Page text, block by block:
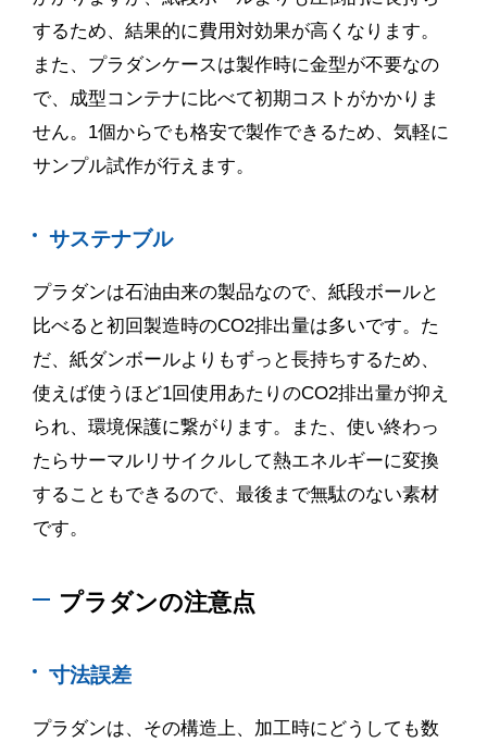
するため、結果的に費用対効果が高くなります。
また、プラダンケースは製作時に金型が不要なの
で、成型コンテナに比べて初期コストがかかりま
せん。 1個からでも格安で製作できるため、気軽に
サンプル試作が行えます。
サステナブル
プラダンは石油由来の製品なので、紙段ボールと
比べると初回製造時のCO2排出量は多いです。た
だ、紙ダンボールよりもずっと長持ちするため、
使えば使うほど1回使用あたりのCO2排出量が抑え
られ、環境保護に繋がります。また、使い終わっ
たらサーマルリサイクルして熱エネルギーに変換
することもできるので、最後まで無駄のない素材
です。
プラダンの注意点
寸法誤差
プラダンは、その構造上、加工時にどうしても数